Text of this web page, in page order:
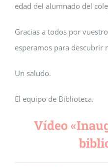
edad del alumnado del
Gracias a todos por
esperamos para descubrir
Un saludo.
El equipo de Biblioteca.
Vídeo